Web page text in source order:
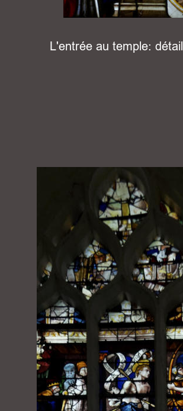
L'entrée au temple: détail